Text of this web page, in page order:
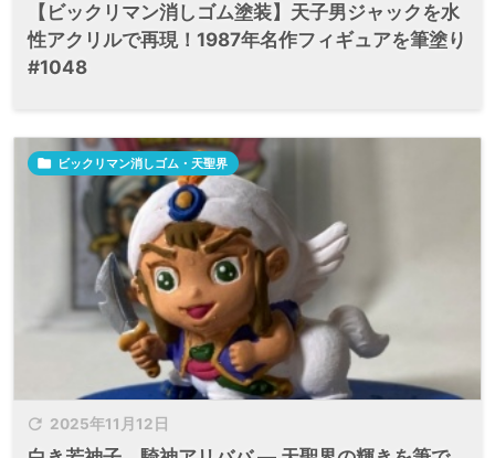
【ビックリマン消しゴム塗装】天子男ジャックを水
性アクリルで再現！1987年名作フィギュアを筆塗り
#1048
 2025年11月12日
 ビックリマン消しゴム・天聖界